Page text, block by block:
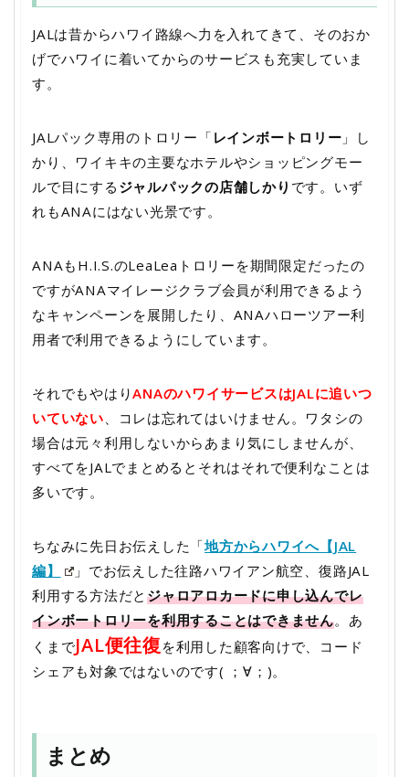
JALは昔からハワイ路線へ力を入れてきて、そのおか
げでハワイに着いてからのサービスも充実していま
す。
JALパック専用のトロリー「 レインボートロリー 」し
かり、ワイキキの主要なホテルやショッピングモー
ルで目にする ジャルパックの店舗しかり です。いず
れもANAにはない光景です。
ANAもH.I.S.のLeaLeaトロリーを期間限定だったの
ですがANAマイレージクラブ会員が利用できるよう
なキャンペーンを展開したり、ANAハローツアー利
用者で利用できるようにしています。
それでもやはりANAのハワイサービスはJALに追いつ
いていない 、コレは忘れてはいけません。ワタシの
場合は元々利用しないからあまり気にしませんが、
すべてをJALでまとめるとそれはそれで便利なことは
多いです。
ちなみに先日お伝えした「地方からハワイへ【JAL
編】
」でお伝えした往路ハワイアン航空、復路JAL
利用する方法だとジャロアロカードに申し込んでレ
インボートロリーを利用することはできません。あ
くまでJAL便往復 を利用した顧客向けで、コード
シェアも対象ではないのです( ；∀；)。
まとめ